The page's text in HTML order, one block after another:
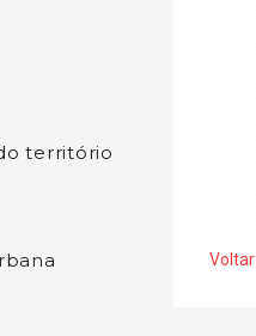
território
Voltar